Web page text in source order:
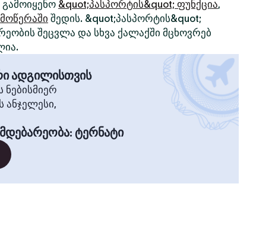
&quot;პასპორტის&quot; ფუნქცია,
შედის. &quot;პასპორტის&quot;
შეცვლა და სხვა ქალაქში მცხოვრებ
ადგილისთვის
ანჯელესი,
: ტერნატი